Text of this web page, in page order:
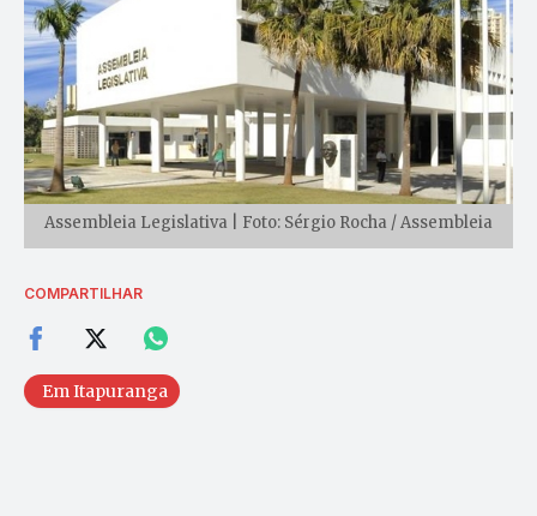
Assembleia Legislativa | Foto: Sérgio Rocha / Assembleia
COMPARTILHAR
Em Itapuranga